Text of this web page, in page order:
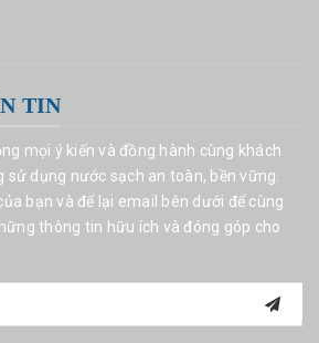
TIN
mọi ý kiến và đồng hành cùng khách
sử dụng nước sạch an toàn, bền vững.
bạn và để lại email bên dưới để cùng
thông tin hữu ích và đóng góp cho